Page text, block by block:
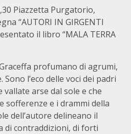
Piazzetta Purgatorio,
“AUTORI IN GIRGENTI
il libro “MALA TERRA
profumano di agrumi,
Sono l’eco delle voci dei padri
arse dal sole e che
sofferenze e i drammi della
dell’autore delineano il
di contraddizioni, di forti